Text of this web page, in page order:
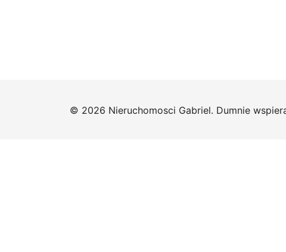
© 2026 Nieruchomosci Gabriel. Dumnie